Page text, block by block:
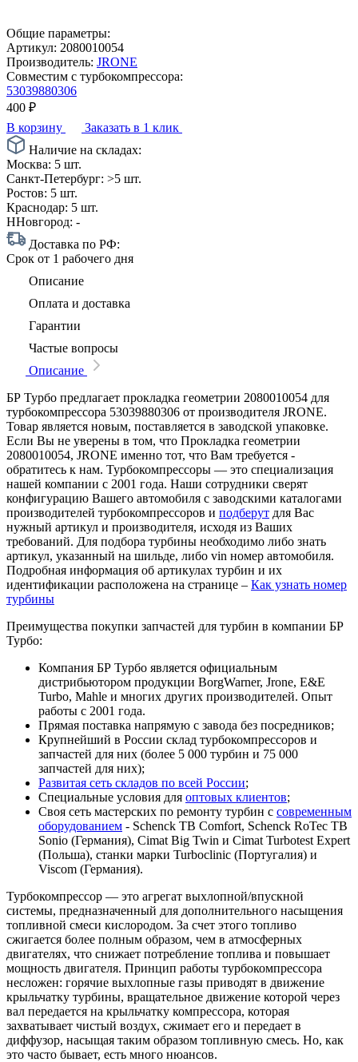
Общие параметры:
Артикул: 2080010054
Производитель: JRONE
Совместим с турбокомпрессора:
53039880306
400 ₽
В корзину
Заказать в 1 клик
Наличие на складах:
Москва: 5 шт.
Санкт-Петербург: >5 шт.
Ростов: 5 шт.
Краснодар: 5 шт.
ННовгород: -
Доставка по РФ:
Срок от 1 рабочего дня
Описание
Оплата и доставка
Гарантии
Частые вопросы
Описание
БР Турбо предлагает прокладка геометрии 2080010054 для
турбокомпрессора 53039880306 от производителя JRONE.
Товар является новым, поставляется в заводской упаковке.
Если Вы не уверены в том, что Прокладка геометрии
2080010054, JRONE именно тот, что Вам требуется -
обратитесь к нам. Турбокомпрессоры — это специализация
нашей компании с 2001 года. Наши сотрудники сверят
конфигурацию Вашего автомобиля с заводскими каталогами
производителей турбокомпрессоров и подберут для Вас
нужный артикул и производителя, исходя из Ваших
требований. Для подбора турбины необходимо либо знать
артикул, указанный на шильде, либо vin номер автомобиля.
Подробная информация об артикулах турбин и их
идентификации расположена на странице – Как узнать номер
турбины
Преимущества покупки запчастей для турбин в компании БР
Турбо:
Компания БР Турбо является официальным
дистрибьютором продукции BorgWarner, Jrone, E&E
Turbo, Mahle и многих других производителей. Опыт
работы с 2001 года.
Прямая поставка напрямую с завода без посредников;
Крупнейший в России склад турбокомпрессоров и
запчастей для них (более 5 000 турбин и 75 000
запчастей для них);
Развитая сеть складов по всей России;
Специальные условия для оптовых клиентов;
Своя сеть мастерских по ремонту турбин с современным
оборудованием - Schenck TB Comfort, Schenck RoTec TB
Sonio (Германия), Cimat Big Twin и Cimat Turbotest Expert
(Польша), станки марки Turboclinic (Португалия) и
Viscom (Германия).
Турбокомпрессор — это агрегат выхлопной/впускной
системы, предназначенный для дополнительного насыщения
топливной смеси кислородом. За счет этого топливо
сжигается более полным образом, чем в атмосферных
двигателях, что снижает потребление топлива и повышает
мощность двигателя. Принцип работы турбокомпрессора
несложен: горячие выхлопные газы приводят в движение
крыльчатку турбины, вращательное движение которой через
вал передается на крыльчатку компрессора, которая
захватывает чистый воздух, сжимает его и передает в
диффузор, насыщая таким образом топливную смесь. Но, как
это часто бывает, есть много нюансов.